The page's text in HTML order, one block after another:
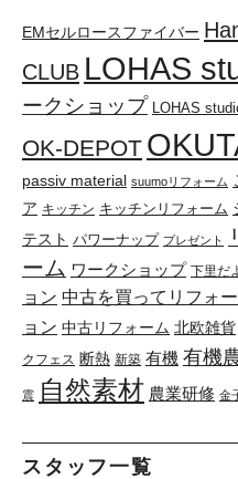
EMセルロースファイバー
CLUB LOHAS
ークショップ LOHAS
OK-DEPOT
passiv material suumoリフォーム
ア キッチン キッチンリフォーム
テスト パワーナップ プレゼント
ーム ワークショップ 下里だ
ョン 中古を買ってリフォ
ョン 中古リフォーム 北欧雑貨
クフェス 断熱 新築 有機 有機
震 自然素材 農業研修 金
スタッフ一覧